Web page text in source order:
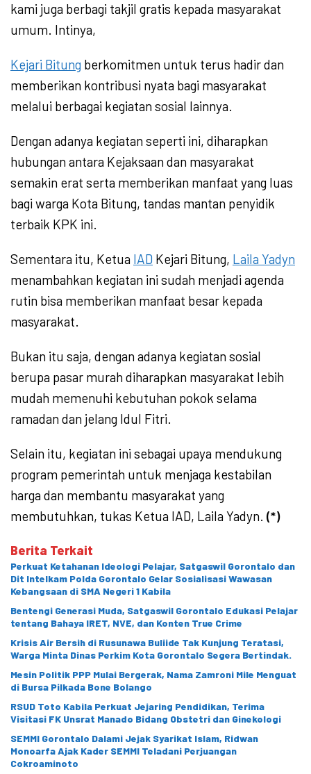
kami juga berbagi takjil gratis kepada masyarakat
umum. Intinya,
Kejari Bitung berkomitmen untuk terus hadir dan
memberikan kontribusi nyata bagi masyarakat
melalui berbagai kegiatan sosial lainnya.
Dengan adanya kegiatan seperti ini, diharapkan
hubungan antara Kejaksaan dan masyarakat
semakin erat serta memberikan manfaat yang luas
bagi warga Kota Bitung, tandas mantan penyidik
terbaik KPK ini.
Sementara itu, Ketua IAD Kejari Bitung, Laila Yadyn
menambahkan kegiatan ini sudah menjadi agenda
rutin bisa memberikan manfaat besar kepada
masyarakat.
Bukan itu saja, dengan adanya kegiatan sosial
berupa pasar murah diharapkan masyarakat lebih
mudah memenuhi kebutuhan pokok selama
ramadan dan jelang Idul Fitri.
Selain itu, kegiatan ini sebagai upaya mendukung
program pemerintah untuk menjaga kestabilan
harga dan membantu masyarakat yang
membutuhkan, tukas Ketua IAD, Laila Yadyn. (*)
Berita Terkait
Perkuat Ketahanan Ideologi Pelajar, Satgaswil Gorontalo dan
Dit Intelkam Polda Gorontalo Gelar Sosialisasi Wawasan
Kebangsaan di SMA Negeri 1 Kabila
Bentengi Generasi Muda, Satgaswil Gorontalo Edukasi Pelajar
tentang Bahaya IRET, NVE, dan Konten True Crime
Krisis Air Bersih di Rusunawa Buliide Tak Kunjung Teratasi,
Warga Minta Dinas Perkim Kota Gorontalo Segera Bertindak.
Mesin Politik PPP Mulai Bergerak, Nama Zamroni Mile Menguat
di Bursa Pilkada Bone Bolango
RSUD Toto Kabila Perkuat Jejaring Pendidikan, Terima
Visitasi FK Unsrat Manado Bidang Obstetri dan Ginekologi
SEMMI Gorontalo Dalami Jejak Syarikat Islam, Ridwan
Monoarfa Ajak Kader SEMMI Teladani Perjuangan
Cokroaminoto